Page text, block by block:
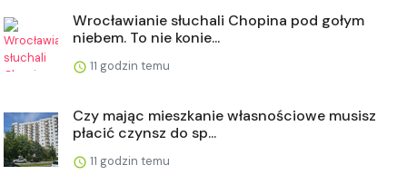
Wrocławianie słuchali Chopina pod gołym
niebem. To nie konie...
11 godzin temu
Czy mając mieszkanie własnościowe musisz
płacić czynsz do sp...
11 godzin temu